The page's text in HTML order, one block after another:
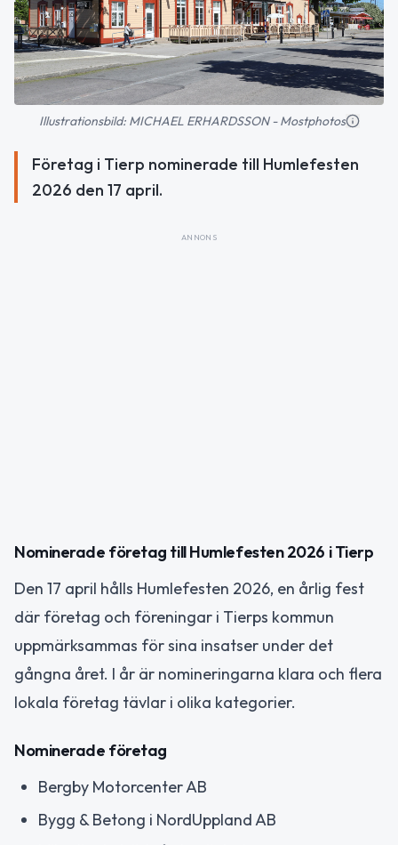
Illustrationsbild: MICHAEL ERHARDSSON - Mostphotos
Företag i Tierp nominerade till Humlefesten
2026 den 17 april.
ANNONS
Nominerade företag till Humlefesten 2026 i Tierp
Den 17 april hålls Humlefesten 2026, en årlig fest
där företag och föreningar i Tierps kommun
uppmärksammas för sina insatser under det
gångna året. I år är nomineringarna klara och flera
lokala företag tävlar i olika kategorier.
Nominerade företag
Bergby Motorcenter AB
Bygg & Betong i NordUppland AB